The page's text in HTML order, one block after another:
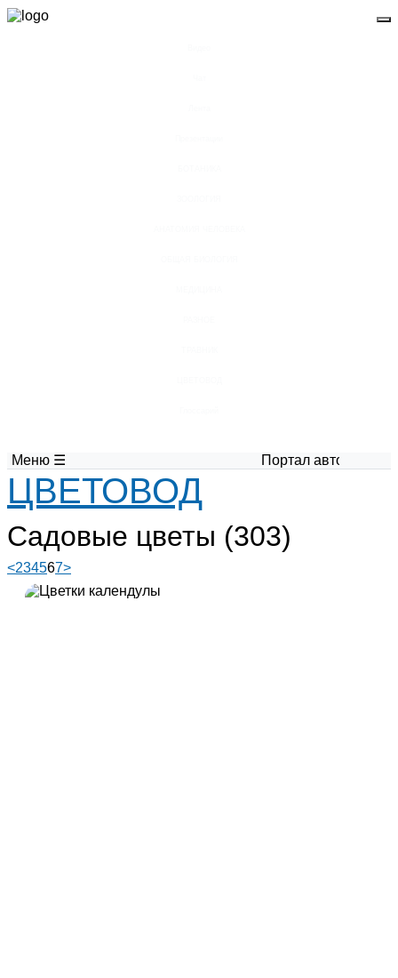
Меню ☰ Портал авторских
ЦВЕТОВОД
Садовые цветы (303)
<234567>